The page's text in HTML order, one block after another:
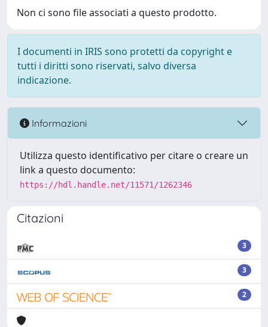
Non ci sono file associati a questo prodotto.
I documenti in IRIS sono protetti da copyright e
tutti i diritti sono riservati, salvo diversa
indicazione.
Informazioni
Utilizza questo identificativo per citare o creare un
link a questo documento:
https://hdl.handle.net/11571/1262346
Citazioni
3
3
2